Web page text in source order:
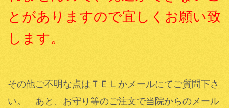
とがありますので宜しくお願い致
します。
その他ご不明な点はＴＥＬかメールにてご質問下さ
い。 あと、お守り等のご注文で当院からのメール